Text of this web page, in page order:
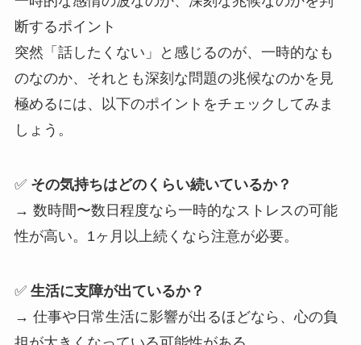
断するポイント
突然「話したくない」と感じるのが、一時的なも
のなのか、それとも深刻な問題の兆候なのかを見
極めるには、以下のポイントをチェックしてみま
しょう。
✅ その気持ちはどのくらい続いているか？
→ 数時間〜数日程度なら一時的なストレスの可能
性が高い。1ヶ月以上続くなら注意が必要。
✅ 生活に支障が出ているか？
→ 仕事や日常生活に影響が出るほどなら、心の負